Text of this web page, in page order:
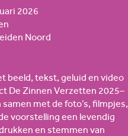
2026
Noord
beeld, tekst, geluid en video
De Zinnen Verzetten 2025–
met de foto’s, filmpjes,
voorstelling een levendig
en stemmen van